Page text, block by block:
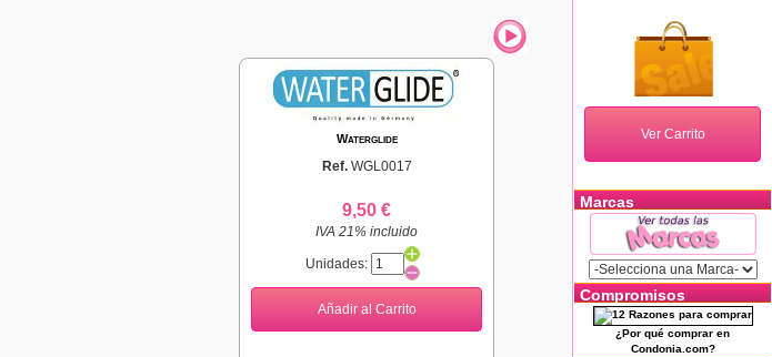
Waterglide
Ref. WGL0017
9,50 €
IVA 21% incluido
Unidades:
Añadir al Carrito
Marcas
Compromisos
¿Por qué comprar en
Condonia.com?